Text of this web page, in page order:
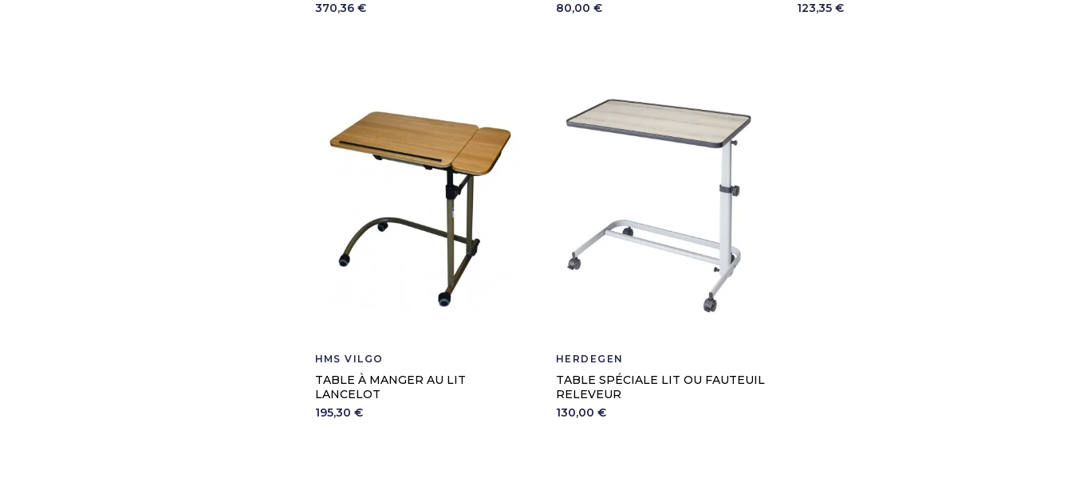
370,36 €
80,00 €
123,35 €
HMS VILGO
TABLE À MANGER AU LIT
LANCELOT
195,30 €
HERDEGEN
TABLE SPÉCIALE LIT OU FAUTEUIL
RELEVEUR
130,00 €